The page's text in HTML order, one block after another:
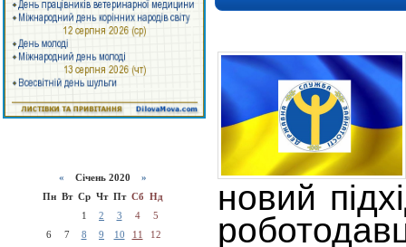
« Січень 2020 »
Пн Вт Ср Чт Пт Сб Нд
1
2 3 4
5
6
7 8 9 10 11
12
новий